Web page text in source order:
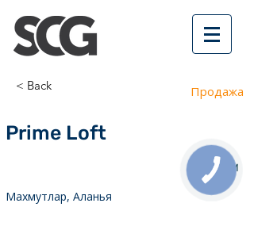
< Back Продажа
Prime Loft
1,2 км
Махмутлар, Аланья
КНОПКА
СВЯЗИ